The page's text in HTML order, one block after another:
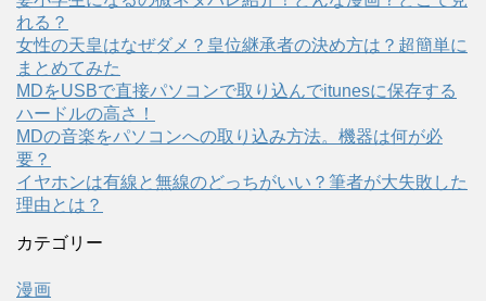
れる？
女性の天皇はなぜダメ？皇位継承者の決め方は？超簡単に
まとめてみた
MDをUSBで直接パソコンで取り込んでitunesに保存する
ハードルの高さ！
MDの音楽をパソコンへの取り込み方法。機器は何が必
要？
イヤホンは有線と無線のどっちがいい？筆者が大失敗した
理由とは？
カテゴリー
漫画